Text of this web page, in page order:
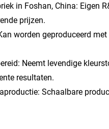
in Foshan, China: Eigen
prijzen.
worden geproduceerd
Neemt levendige
resultaten.
Schaalbare